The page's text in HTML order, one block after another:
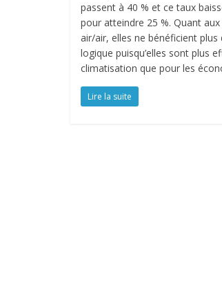
passent à 40 % et ce taux
pour atteindre 25 %. Quant
air/air, elles ne bénéficient
logique puisqu’elles sont plus
climatisation que pour les
Lire la suite